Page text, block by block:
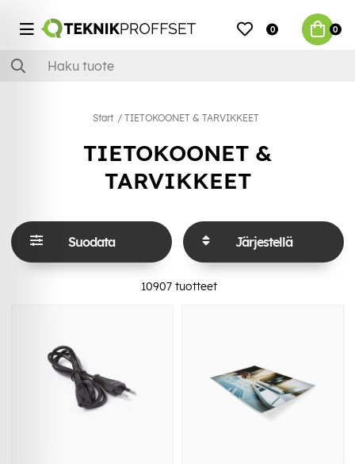
0 0
Start TIETOKOONET & TARVIKKEET
TIETOKOONET &
TARVIKKEET
Suodata Järjestellä
10907 tuotteet